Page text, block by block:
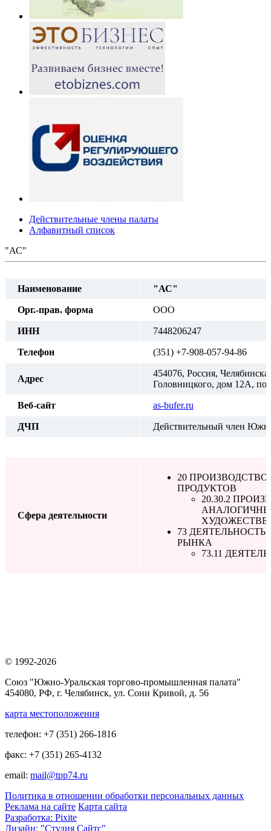
Действительные члены палаты
Алфавитный список
"АС"
Наименование "АС"
Орг.-прав. форма ООО
ИНН 7448206247
Телефон (351) +7-908-057-94-86
Адрес
454076, Россия,
Головницкого, дом 12А,
Веб-сайт as-bufer.ru
ДЧП Действительный член
Сфера деятельности
20
ПРОДУКТОВ
20.30.2
73
РЫНКА
73.11
© 1992-2026
Союз "Южно-Уральская торгово-промышленная палата"
454080, РФ, г. Челябинск, ул. Сони Кривой, д. 56
карта местоположения
телефон: +7 (351) 266-1816
факс: +7 (351) 265-4132
email: mail@tpp74.ru
Политика в отношении обработки персональных данных
Реклама на сайте Карта сайта
Разработка: Pixite
Дизайн: "Студия Сайтс"